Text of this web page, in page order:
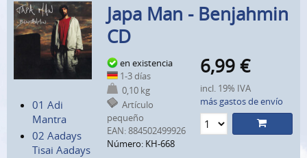
Menú Búsquedad
CuentaInfo IdiomasCesta
01 Adi
Mantra
02 Aadays
Tisai Aadays
Japa Man - Benjahmin
CD
en existencia
1-3 días
0,10 kg
Artículo
pequeño
EAN:884502499926
Número: KH-668
6,99 €
incl. 19% IVA
más gastos de envío